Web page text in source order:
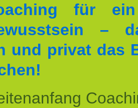
für
–
und privat das